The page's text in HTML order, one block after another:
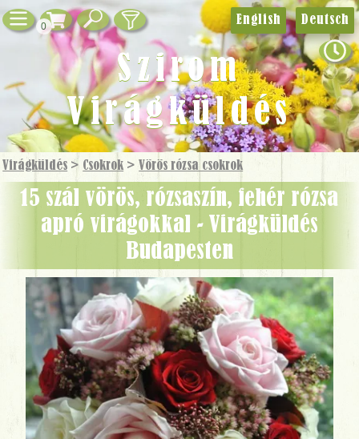
0
Virágküldés > Csokrok > Vörös rózsa csokrok
15 szál vörös, rózsaszín, fehér rózsa
apró virágokkal - Virágküldés
Budapesten
English Deutsch
Szirom
Virágküldés